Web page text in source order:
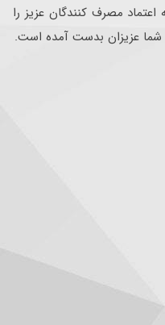
مصرف کنندگان عزیز را
شما عزیزان بدست آمده است.